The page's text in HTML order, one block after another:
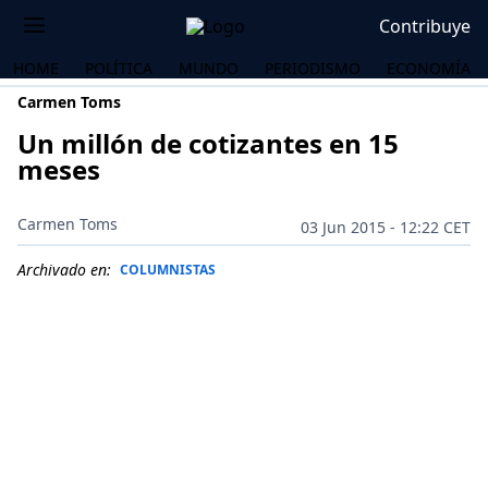
Contribuye
HOME POLÍTICA MUNDO PERIODISMO
ECONOMÍA
Carmen Toms
Un millón de cotizantes en 15
meses
Carmen Toms 03 Jun 2015 - 12:22 CET
Archivado en: COLUMNISTAS